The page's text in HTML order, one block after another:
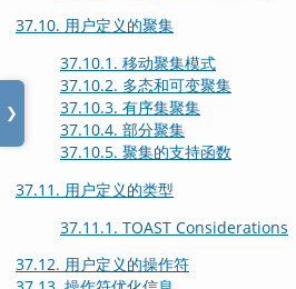
❯
37.10. 用户定义的聚集
37.10.1. 移动聚集模式
37.10.2. 多态和可变聚集
37.10.3. 有序集聚集
37.10.4. 部分聚集
37.10.5. 聚集的支持函数
37.11. 用户定义的类型
37.11.1. TOAST Considerations
37.12. 用户定义的操作符